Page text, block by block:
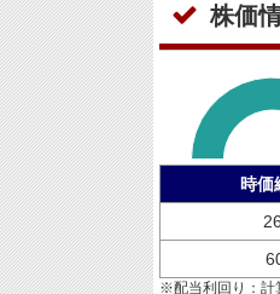
株価
時価
※配当利回り：計